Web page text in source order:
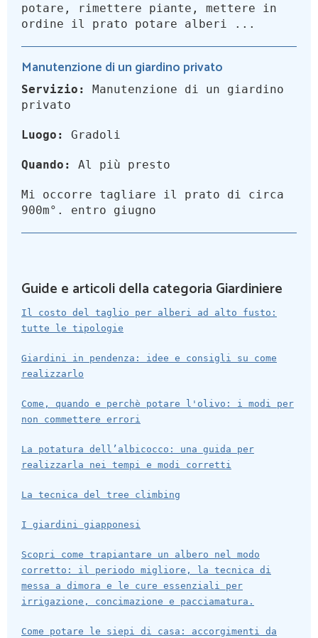
potare, rimettere piante, mettere in
ordine il prato potare alberi ...
Manutenzione di un giardino privato
Servizio:
Manutenzione di un giardino
privato
Luogo: Gradoli
Quando: Al più presto
Mi occorre tagliare il prato di circa
900m°. entro giugno
Guide e articoli della categoria Giardiniere
Il costo del taglio per alberi ad alto fusto:
tutte le tipologie
Giardini in pendenza: idee e consigli su come
realizzarlo
Come, quando e perchè potare l'olivo: i modi per
non commettere errori
La potatura dell’albicocco: una guida per
realizzarla nei tempi e modi corretti
La tecnica del tree climbing
I giardini giapponesi
Scopri come trapiantare un albero nel modo
corretto: il periodo migliore, la tecnica di
messa a dimora e le cure essenziali per
irrigazione, concimazione e pacciamatura.
Come potare le siepi di casa: accorgimenti da